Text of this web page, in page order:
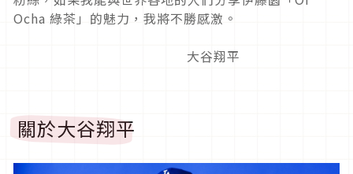
Ocha 綠茶」的魅力，我將不勝感激。
大谷翔平
關於大谷翔平